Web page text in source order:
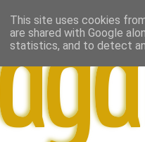
This site uses cookies
are shared with Google
statistics, and to detect